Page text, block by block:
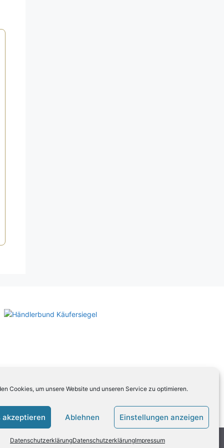
Cookies, um unsere Website und unseren Service zu optimieren.
akzeptieren Ablehnen Einstellungen anzeigen
DatenschutzerklärungDatenschutzerklärungImpressum
Sie unsereAGB